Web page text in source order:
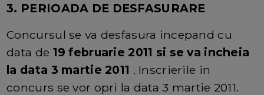
3. PERIOADA DE DESFASURARE
Concursul se va desfasura incepand cu
data de 19 februarie 2011 si se va incheia
la data 3 martie 2011 . Inscrierile in
concurs se vor opri la data 3 martie 2011.